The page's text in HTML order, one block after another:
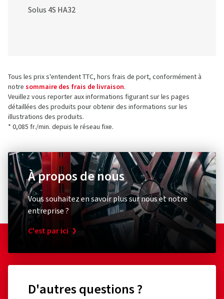
Solus 4S HA32
Tous les prix s'entendent TTC, hors frais de port, conformément à
notre sommaire des frais de livraison.
Veuillez vous reporter aux informations figurant sur les pages
détaillées des produits pour obtenir des informations sur les
illustrations des produits.
* 0,085 fr./min. depuis le réseau fixe.
À propos de nous
Vous souhaitez en savoir plus sur nous et notre
entreprise ?
C'est par ici
D'autres questions ?